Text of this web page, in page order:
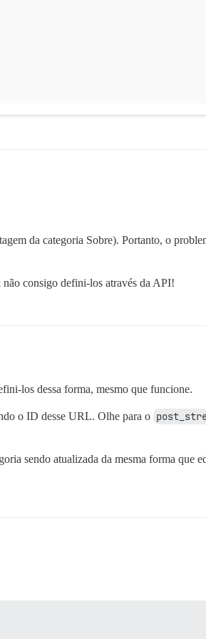
da categoria Sobre). Portanto, o
não consigo defini-los através da API!
los dessa forma, mesmo que funcione.
o ID desse URL. Olhe para o
sendo atualizada da mesma forma que